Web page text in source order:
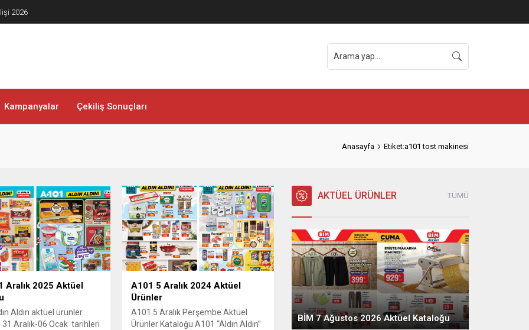
2026
Kampanyalar Çekiliş Sonuçları
Anasayfa Etiket:a101 tost makinesi
Aralık 2025 Aktüel
Aldın aktüel ürünler
31 Aralık-06 Ocak tarihleri
A101 5 Aralık 2024 Aktüel
Ürünler
A101 5 Aralık Perşembe Aktüel
Ürünler Kataloğu A101 “Aldın Aldın”
AKTÜEL ÜRÜNLER TÜMÜ
BİM 7 Ağustos 2026 Aktüel Kataloğu